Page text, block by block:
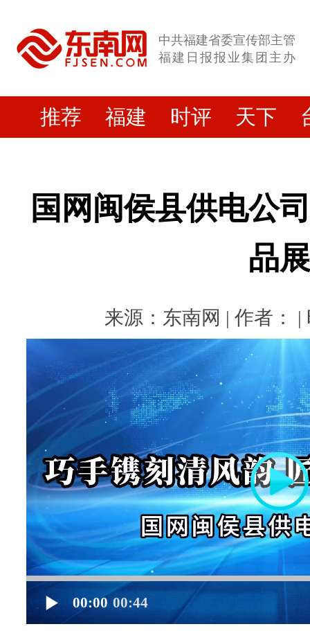
中共福建省委宣传部主管
福建日报报业集团主办
推荐 福建 时评 天下
国网闽侯县供电公
品展
来源：东南网 | 作者： |
00:00 00:44